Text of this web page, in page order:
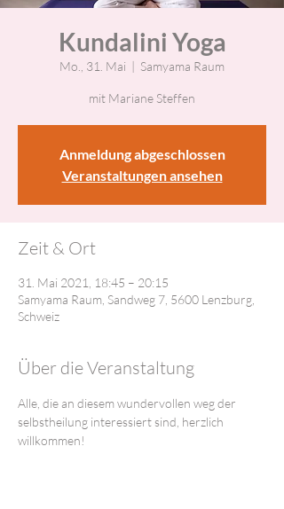
Kundalini Yoga
Mo., 31. Mai
  |
Samyama Raum
mit Mariane Steffen
Anmeldung abgeschlossen
Veranstaltungen ansehen
Zeit & Ort
31. Mai 2021, 18:45 – 20:15
Samyama Raum, Sandweg 7, 5600 Lenzburg,
Schweiz
Über die Veranstaltung
Alle, die an diesem wundervollen weg der
selbstheilung interessiert sind, herzlich
willkommen!